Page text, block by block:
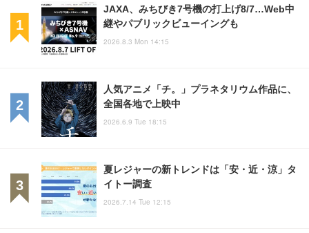
JAXA、みちびき7号機の打上げ8/7…Web中
継やパブリックビューイングも
2026.8.3 Mon 14:15
人気アニメ「チ。」プラネタリウム作品に、
全国各地で上映中
2026.6.9 Tue 18:15
夏レジャーの新トレンドは「安・近・涼」タ
イトー調査
2026.7.14 Tue 12:15